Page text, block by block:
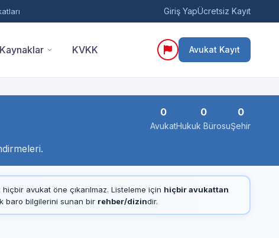
Giriş YapÜcretsiz Kayıt
Kaynaklar KVKK Avukat Kayıt
0
Avukat
0
Hukuk Bürosu
0
Şehir
hiçbir avukat öne çıkarılmaz. Listeleme için hiçbir avukattan
baro bilgilerini sunan bir rehber/dizindir.